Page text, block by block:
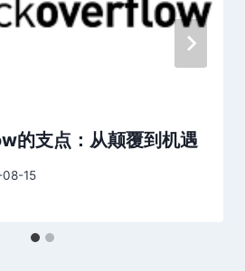
的支点：从颠覆到机遇
15